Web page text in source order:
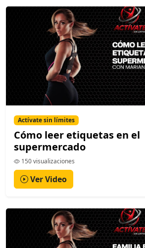
Actívate sin límites
Cómo leer etiquetas en el
supermercado
150 visualizaciones
Ver Video